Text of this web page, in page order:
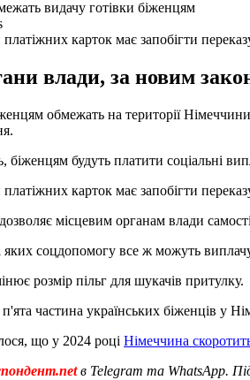
карток має запобігти
влади, за новим
обмежать на території
біженцям будуть платити соціальні
карток має запобігти
місцевим органам влади
соцдопомогу все ж можуть
розмір пільг для шукачів притулку.
частина українських біженців у
що у 2024 році Німеччина
в Telegram та WhatsApp.